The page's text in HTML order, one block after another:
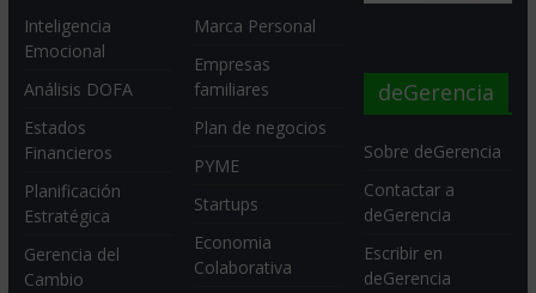
Inteligencia
Emocional
Análisis DOFA
Estados
Financieros
Planificación
Estratégica
Gerencia del
Cambio
Marca Personal
Empresas
familiares
Plan de negocios
PYME
Startups
Economia
Colaborativa
deGerencia
Sobre deGerencia
Contactar a
deGerencia
Escribir en
deGerencia